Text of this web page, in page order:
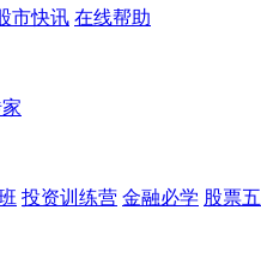
市快讯 在线帮助
投资训练营 金融必学 股票